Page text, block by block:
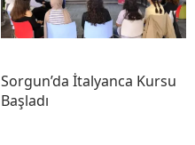
Sorgun’da İtalyanca Kursu
Başladı